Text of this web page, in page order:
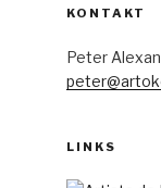
KONTAKT
Peter
LINKS